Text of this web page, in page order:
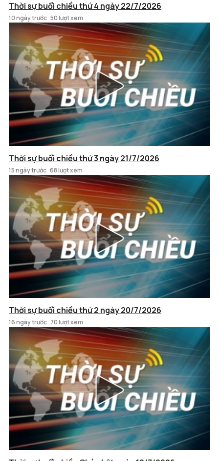
Thời sự buổi chiều thứ 4 ngày 22/7/2026
10 ngày trước 50 lượt xem
Thời sự buổi chiều thứ 3 ngày 21/7/2026
15 ngày trước 68 lượt xem
Thời sự buổi chiều thứ 2 ngày 20/7/2026
16 ngày trước 70 lượt xem